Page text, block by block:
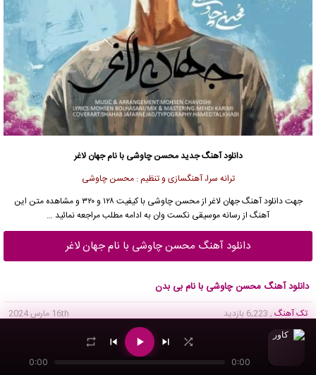
دانلود آهنگ جدیدمحسن چاوشی با نام جهان لاغر
ترانه سرا، آهنگسازی و تنظیم : محسن چاوشی
جهتدانلود آهنگ جهان لاغر ازمحسن چاوشی
با کیفیت ۱۲۸ و ۳۲۰ و مشاهده متن این
آهنگ از رسانه موسیقی نکست وان به ادامه مطلب مراجعه نمائید …
دانلود آهنگ محسن چاوشی با نام جهان لاغر
دانلود آهنگ محسن چاوشی با نام بی بدن
تک آهنگ , 6,223 بازدید
16th مارس 2024
Song Of
Bi Badan From Mohsen Chavoshi
0:00
0:00